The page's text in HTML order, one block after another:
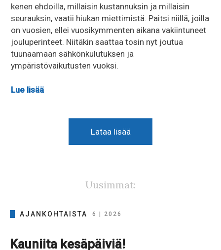
kenen ehdoilla, millaisin kustannuksin ja millaisin
seurauksin, vaatii hiukan miettimistä. Paitsi niillä, joilla
on vuosien, ellei vuosikymmenten aikana vakiintuneet
jouluperinteet. Niitäkin saattaa tosin nyt joutua
tuunaamaan sähkönkulutuksen ja
ympäristövaikutusten vuoksi.
Lue lisää
Lataa lisää
Uusimmat:
AJANKOHTAISTA 6 | 2026
Kauniita kesäpäiviä!